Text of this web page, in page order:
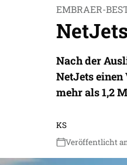
EMBRAER-
Nach der
NetJets
mehr als 1,2
KS
Veröffentlicht